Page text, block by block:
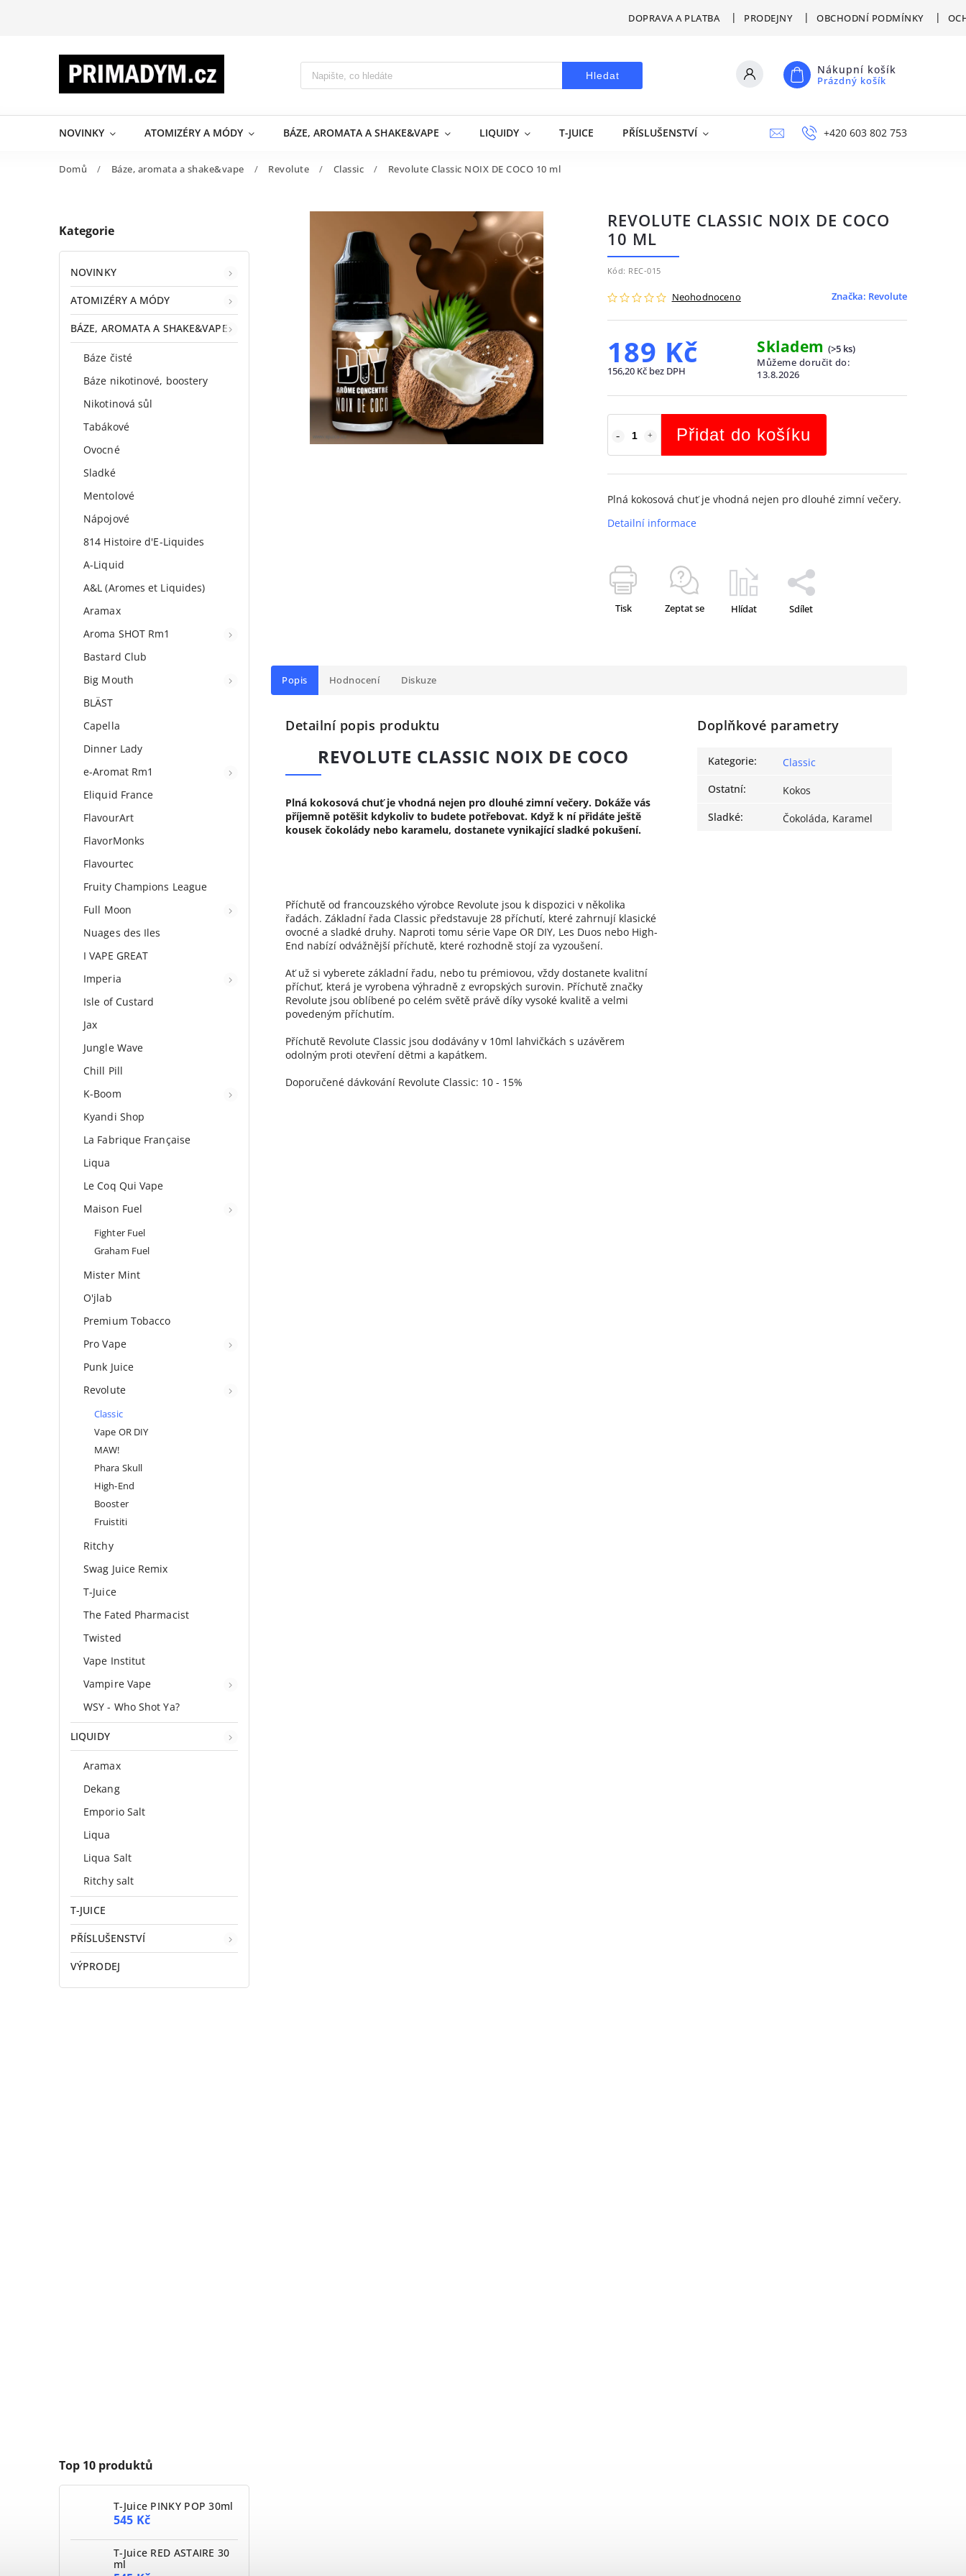
DOPRAVA A PLATBA PRODEJNY OBCHODNÍ PODMÍNKY
Hledat Nákupní košík
Prázdný košík
NOVINKY ATOMIZÉRY A MÓDY BÁZE, AROMATA A SHAKE&VAPE LIQUIDY T-JUICE PŘÍSLUŠENSTVÍ VÝPRODEJ NAPIŠTE NÁM
+420 603 802 753
Domů / Báze, aromata a shake&vape / Revolute / Classic / Revolute Classic NOIX DE COCO 10 ml
Kategorie
NOVINKY
ATOMIZÉRY A MÓDY
BÁZE, AROMATA A SHAKE&VAPE
Báze čisté
Báze nikotinové, boostery
Nikotinová sůl
Tabákové
Ovocné
Sladké
Mentolové
Nápojové
814 Histoire d'E-Liquides
A-Liquid
A&L (Aromes et Liquides)
Aramax
Aroma SHOT Rm1
Bastard Club
Big Mouth
BLÄST
Capella
Dinner Lady
e-Aromat Rm1
Eliquid France
FlavourArt
FlavorMonks
Flavourtec
Fruity Champions League
Full Moon
Nuages des Iles
I VAPE GREAT
Imperia
Isle of Custard
Jax
Jungle Wave
Chill Pill
K-Boom
Kyandi Shop
La Fabrique Française
Liqua
Le Coq Qui Vape
Maison Fuel
Fighter Fuel
Graham Fuel
Mister Mint
O'jlab
Premium Tobacco
Pro Vape
Punk Juice
Revolute
Classic
Vape OR DIY
MAW!
Phara Skull
High-End
Booster
Fruistiti
Ritchy
Swag Juice Remix
T-Juice
The Fated Pharmacist
Twisted
Vape Institut
Vampire Vape
WSY - Who Shot Ya?
LIQUIDY
Aramax
Dekang
Emporio Salt
Liqua
Liqua Salt
Ritchy salt
T-JUICE
PŘÍSLUŠENSTVÍ
VÝPRODEJ
Top 10 produktů
T-Juice PINKY POP 30ml
545 Kč
T-Juice RED ASTAIRE 30
ml
REVOLUTE CLASSIC NOIX DE COCO
10 ML
Kód: REC-015
Neohodnoceno Značka: Revolute
189 Kč
156,20 Kč bez DPH
Skladem(>5 ks)
Můžeme doručit do:
13.8.2026
Přidat do košíku
Plná kokosová chuť je vhodná nejen pro dlouhé zimní večery.
Detailní informace
Tisk Zeptat se Hlídat Sdílet
Popis Hodnocení Diskuze
Detailní popis produktu
REVOLUTE CLASSIC NOIX DE COCO
Plná kokosová chuť je vhodná nejen pro dlouhé zimní večery. Dokáže vás
příjemně potěšit kdykoliv to budete potřebovat. Když k ní přidáte ještě
kousek čokolády nebo karamelu, dostanete vynikající sladké pokušení.
Příchutě od francouzského výrobce Revolute jsou k dispozici v několika
řadách. Základní řada Classic představuje 28 příchutí, které zahrnují klasické
ovocné a sladké druhy. Naproti tomu série Vape OR DIY, Les Duos nebo High-
End nabízí odvážnější příchutě, které rozhodně stojí za vyzoušení.
Ať už si vyberete základní řadu, nebo tu prémiovou, vždy dostanete kvalitní
příchuť, která je vyrobena výhradně z evropských surovin. Příchutě značky
Revolute jsou oblíbené po celém světě právě díky vysoké kvalitě a velmi
povedeným příchutím.
Příchutě Revolute Classic jsou dodávány v 10ml lahvičkách s uzávěrem
odolným proti otevření dětmi a kapátkem.
Doporučené dávkování Revolute Classic: 10 - 15%
Doplňkové parametry
Kategorie:
Classic
Ostatní:
Kokos
Sladké: Čokoláda, Karamel